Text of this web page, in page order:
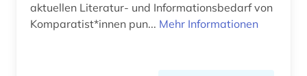
aktuellen Literatur- und Informationsbedarf von
Komparatist*innen pun... Mehr Informationen